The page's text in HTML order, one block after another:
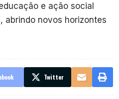
e ação social
abrindo novos horizontes
Twitter